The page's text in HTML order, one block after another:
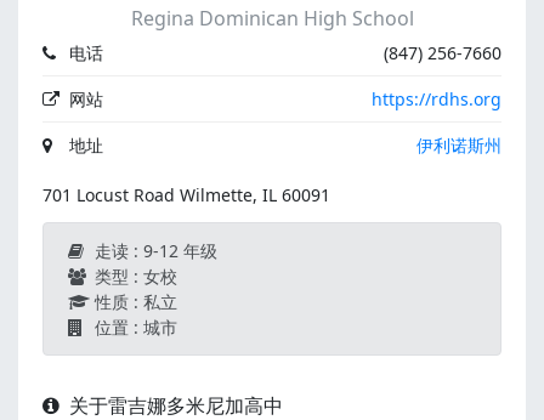
Regina Dominican High School
电话
(847) 256-7660
网站
https://rdhs.org
地址
伊利诺斯州
701 Locust Road Wilmette, IL 60091
走读 : 9-12 年级
类型 : 女校
性质 : 私立
位置 : 城市
关于雷吉娜多米尼加高中